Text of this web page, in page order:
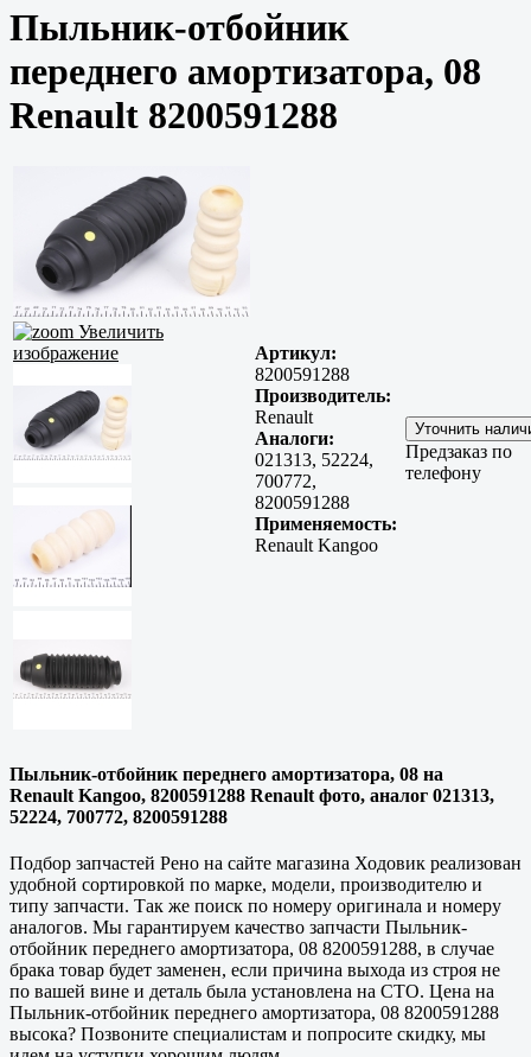
Пыльник-отбойник
переднего амортизатора, 08
Renault 8200591288
Увеличить
изображение
Артикул:
8200591288
Производитель:
Renault
Аналоги:
021313, 52224,
700772,
8200591288
Применяемость:
Renault Kangoo
Предзаказ по
телефону
Пыльник-отбойник переднего амортизатора, 08 на
Renault Kangoo, 8200591288 Renault фото, аналог 021313,
52224, 700772, 8200591288
Подбор запчастей Рено на сайте магазина Ходовик реализован
удобной сортировкой по марке, модели, производителю и
типу запчасти. Так же поиск по номеру оригинала и номеру
аналогов. Мы гарантируем качество запчасти Пыльник-
отбойник переднего амортизатора, 08 8200591288, в случае
брака товар будет заменен, если причина выхода из строя не
по вашей вине и деталь была установлена на СТО. Цена на
Пыльник-отбойник переднего амортизатора, 08 8200591288
высока? Позвоните специалистам и попросите скидку, мы